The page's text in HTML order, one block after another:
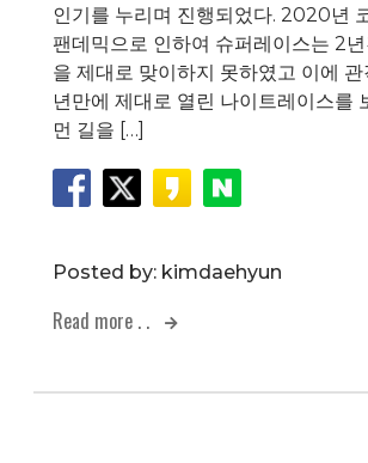
인기를 누리며 진행되었다. 2020년
팬데믹으로 인하여 슈퍼레이스는 2
을 제대로 맞이하지 못하였고 이에
년만에 제대로 열린 나이트레이스를
먼 길을 […]
Posted by: kimdaehyun
Read more . .